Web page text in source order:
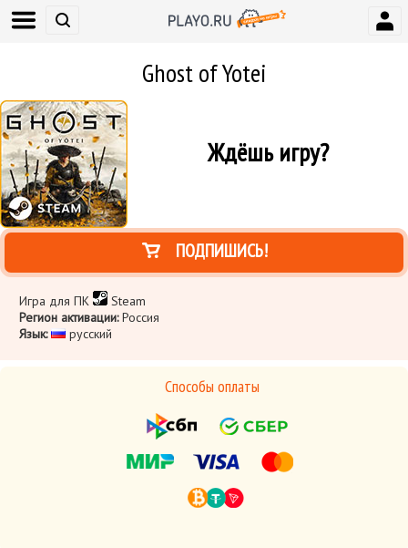
Ghost of Yotei
Ждёшь игру?
ПОДПИШИСЬ!
Игра для ПК
Steam
Регион активации:Россия
Язык:
русский
Способы оплаты